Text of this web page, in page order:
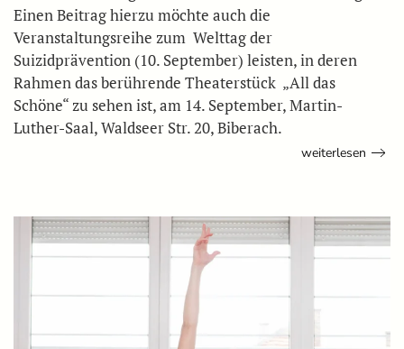
Einen Beitrag hierzu möchte auch die
Veranstaltungsreihe zum Welttag der
Suizidprävention (10. September) leisten, in deren
Rahmen das berührende Theaterstück „All das
Schöne“ zu sehen ist, am 14. September, Martin-
Luther-Saal, Waldseer Str. 20, Biberach.
weiterlesen